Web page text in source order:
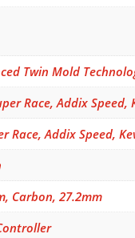
Twin Mold
Race, Addix Speed,
Race, Addix Speed,
Carbon, 27.2mm